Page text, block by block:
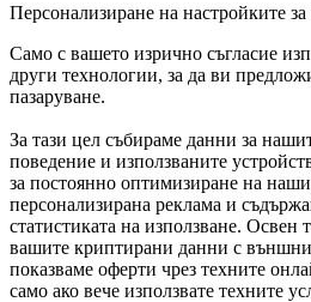
Персонализиране на настройките за
Само с вашето изрично съгласие
други технологии, за да ви
пазаруване.
За тази цел събираме данни за
поведение и използваните
за постоянно оптимизиране на
персонализирана реклама и
статистиката на използване. Освен
вашите криптирани данни с
показваме оферти чрез техните
само ако вече използвате техните